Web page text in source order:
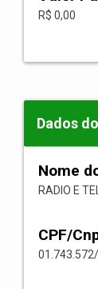
R$ 0,00
Dados
Nome
RADIO E
CPF/